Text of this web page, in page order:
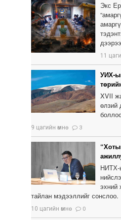
Экс
11
УИХ-
XVII
өлзий
9 цагийн өмнө 3
НИТХ-
эхний
тайлан мэдээллийг сонслоо.
10 цагийн өмнө 0